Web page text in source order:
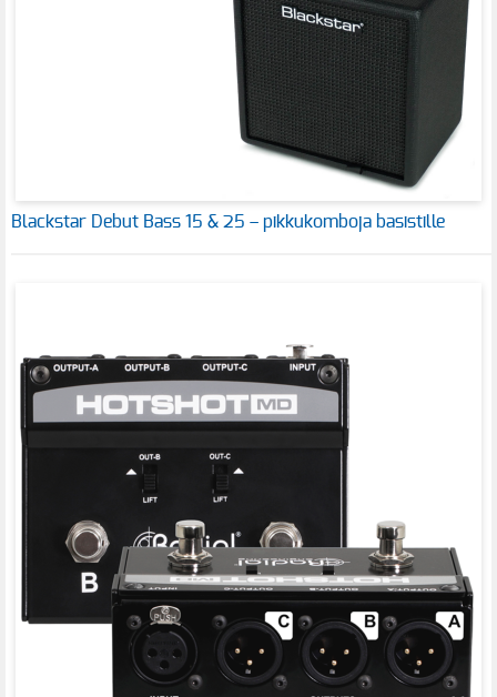
Blackstar Debut Bass 15 & 25 – pikkukomboja basistille